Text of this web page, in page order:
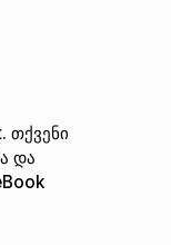
თქვენი
და